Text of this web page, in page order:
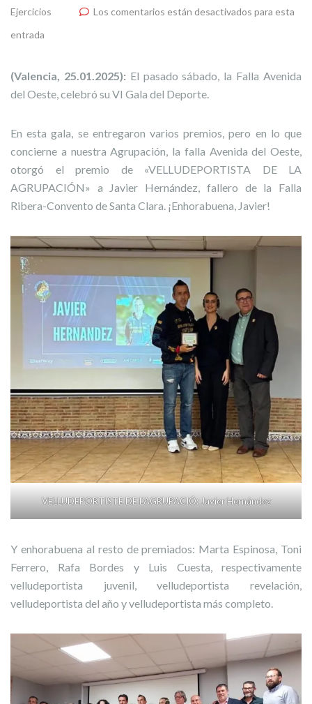
Ejercicios
Los comentarios están desactivados para esta
entrada
(Valencia, 25.01.2025): El pasado sábado, la Falla Avenida
del Oeste, celebró su VI Gala del Deporte.
En esta gala, se entregaron varios premios, pero en lo que
concierne a nuestra Agrupación, la falla Avenida del Oeste,
otorgó el premio de «VELLUDEPORTISTA DE LA
AGRUPACIÓN» a Javier Hernández, fallero de la Falla
Ribera-Convento de Santa Clara. ¡Enhorabuena, Javier!
VELLUDEPORTISTE DE L’AGRUPACIÓ: Javier Hernández
Y enhorabuena al resto de premiados: Marta Espinosa, Toni
Ferrero, Rafa Bordes y Luis Cuesta, respectivamente
velludeportista juvenil, velludeportista revelación,
velludeportista del año y velludeportista más completo.